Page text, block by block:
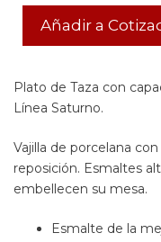
Añadir a
Plato de Taza con
Línea Saturno.
Vajilla de porcelana
reposición. Esmaltes
embellecen su mesa.
Esmalte de la